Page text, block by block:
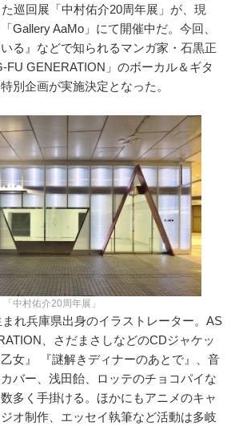
巡回展「中村佑介20周年展」が、現
Gallery AaMo」にて開催中だ。今回、
いる』などで知られるマンガ家・石黒正
FU GENERATION」のボーカル＆ギタ
別企画が実施決定となった。
「中村佑介20周年展」
れ兵庫県出身のイラストレーター。AS
、さだまさしなどのCDジャケッ
女』 『謎解きディナーのあとで』、音
バー、浅田飴、ロッテのチョコパイな
多く手掛ける。ほかにもアニメのキャ
オ制作、エッセイ執筆など活動は多岐